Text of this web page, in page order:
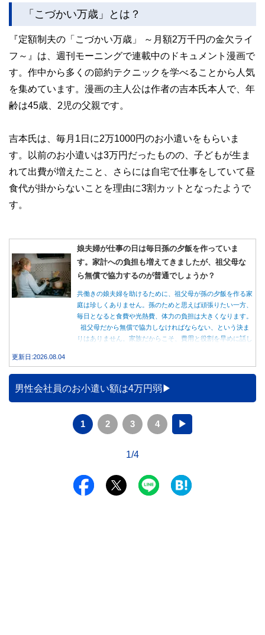
「こづかい万歳」とは？
『定額制夫の「こづかい万歳」 ～月額2万千円の金欠ライ
フ～』は、週刊モーニングで連載中のドキュメント漫画で
す。作中から多くの節約テクニックを学べることから人気
を集めています。漫画の主人公は作者の吉本氏本人で、年
齢は45歳、2児の父親です。
吉本氏は、毎月1日に2万1000円のお小遣いをもらいま
す。以前のお小遣いは3万円だったものの、子どもが生ま
れて出費が増えたこと、さらには自宅で仕事をしていて昼
食代が掛からないことを理由に3割カットとなったようで
す。
娘夫婦が仕事の日は毎日孫の夕飯を作っていま
す。家計への負担も増えてきましたが、祖父母な
ら無償で協力するのが普通でしょうか？
共働きの娘夫婦を助けるために、祖父母が孫の夕飯を作る家
庭は珍しくありません。孫のためと思えば頑張りたい一方、
毎日となると食費や光熱費、体力の負担は大きくなります。
祖父母だから無償で協力しなければならない、という決ま
りはありません。家族だからこそ、費用と役割を早めに話し
更新日:2026.08.04
男性会社員のお小遣い額は4万円弱
1 2 3 4 ▶
1/4